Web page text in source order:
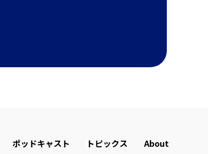
ポッドキャスト トピックス About